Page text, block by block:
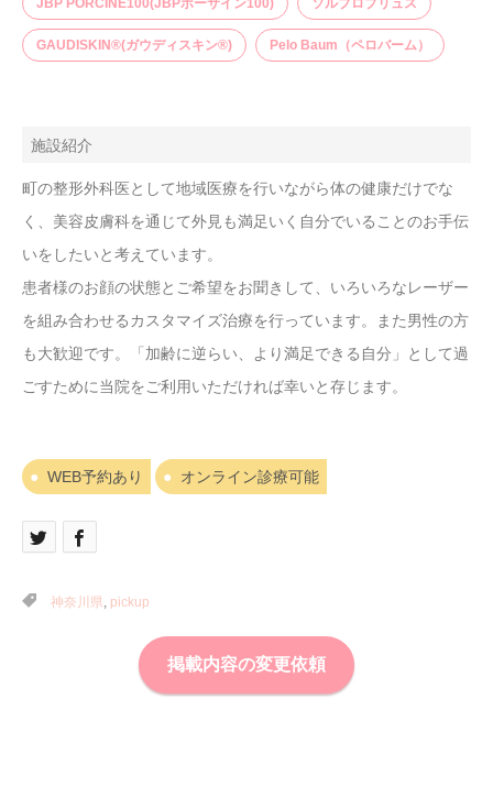
JBP PORCINE100(JBPポーサイン100) ソルプロプリュス
GAUDISKIN®(ガウディスキン®) Pelo Baum（ペロバーム）
施設紹介
町の整形外科医として地域医療を行いながら体の健康だけでな
く、美容皮膚科を通じて外見も満足いく自分でいることのお手伝
いをしたいと考えています。
患者様のお顔の状態とご希望をお聞きして、いろいろなレーザー
を組み合わせるカスタマイズ治療を行っています。また男性の方
も大歓迎です。「加齢に逆らい、より満足できる自分」として過
ごすために当院をご利用いただければ幸いと存じます。
WEB予約あり オンライン診療可能
神奈川県, pickup
掲載内容の変更依頼